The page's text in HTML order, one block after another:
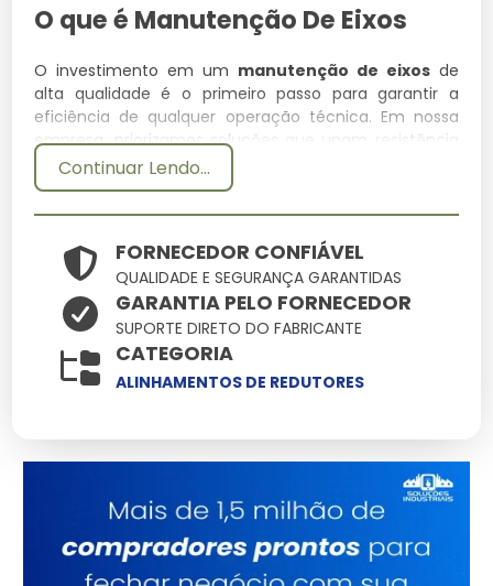
O que é Manutenção De Eixos
O investimento em um manutenção de eixosde
alta qualidade é o primeiro passo para garantir a
eficiência de qualquer operação técnica. Em nossa
empresa, priorizamos soluções que unam resistência
e precisão, assegurando que cada detalhe do seu
projeto seja atendido com o que há de mais moderno
no mercado.
Especificações Técnicas
Atributo
Detalhes
Material
Polímeros estruturais
Conformidade total
Acabamento
Tratamento de
proteção UV
integrado
Suporte
Consultoria
Continuar Lendo...
FORNECEDOR CONFIÁVEL
QUALIDADE E SEGURANÇA GARANTIDAS
GARANTIA PELO FORNECEDOR
SUPORTE DIRETO DO FABRICANTE
CATEGORIA
ALINHAMENTOS DE REDUTORES